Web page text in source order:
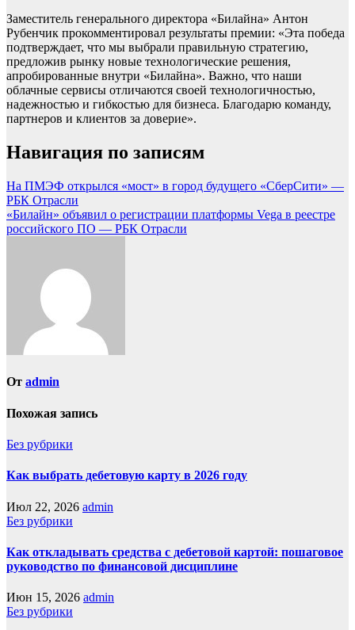
Заместитель генерального директора «Билайна» Антон
Рубенчик прокомментировал результаты премии: «Эта победа
подтверждает, что мы выбрали правильную стратегию,
предложив рынку новые технологические решения,
апробированные внутри «Билайна». Важно, что наши
облачные сервисы отличаются своей технологичностью,
надежностью и гибкостью для бизнеса. Благодарю команду,
партнеров и клиентов за доверие».
Навигация по записям
На ПМЭФ открылся «мост» в город будущего «СберСити» —
РБК Отрасли
«Билайн» объявил о регистрации платформы Vega в реестре
российского ПО — РБК Отрасли
От admin
Похожая запись
Без рубрики
Как выбрать дебетовую карту в 2026 году
Июл 22, 2026 admin
Без рубрики
Как откладывать средства с дебетовой картой: пошаговое
руководство по финансовой дисциплине
Июн 15, 2026 admin
Без рубрики